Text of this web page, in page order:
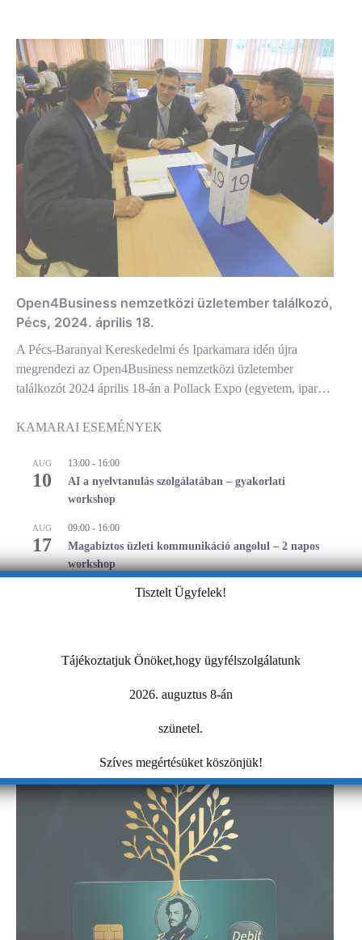
Open4Business nemzetközi üzletember találkozó,
Pécs, 2024. április 18.
A Pécs-Baranyai Kereskedelmi és Iparkamara idén újra
megrendezi az Open4Business nemzetközi üzletember
találkozót 2024 április 18-án a Pollack Expo (egyetem, ipar…
KAMARAI ESEMÉNYEK
AUG
10
13:00 - 16:00
AI a nyelvtanulás szolgálatában – gyakorlati
workshop
AUG
17
09:00 - 16:00
Magabiztos üzleti kommunikáció angolul – 2 napos
workshop
Naptár megtekintése
MIBEN SEGÍT A KAMARA?
Tisztelt Ügyfelek!
Tájékoztatjuk Önöket,hogy ügyfélszolgálatunk
2026. auguztus 8-án
szünetel.
Szíves megértésüket köszönjük!